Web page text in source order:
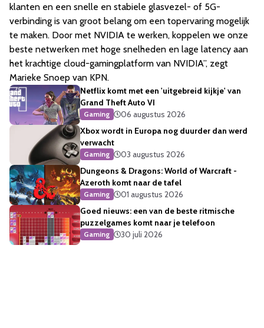
klanten en een snelle en stabiele glasvezel- of 5G-
verbinding is van groot belang om een topervaring mogelijk
te maken. Door met NVIDIA te werken, koppelen we onze
beste netwerken met hoge snelheden en lage latency aan
het krachtige cloud-gamingplatform van NVIDIA”, zegt
Marieke Snoep van KPN.
Netflix komt met een 'uitgebreid kijkje' van
Grand Theft Auto VI
Gaming
06 augustus 2026
Xbox wordt in Europa nog duurder dan werd
verwacht
Gaming
03 augustus 2026
Dungeons & Dragons: World of Warcraft -
Azeroth komt naar de tafel
Gaming
01 augustus 2026
Goed nieuws: een van de beste ritmische
puzzelgames komt naar je telefoon
Gaming 30 juli 2026